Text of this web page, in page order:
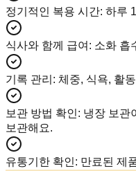
정기적인 복용 시간: 하루
식사와 함께 급여 : 소화 흡
기록 관리 : 체중, 식욕, 활
보관 방법 확인: 냉장 보관
보관해요.
유통기한 확인: 만료된 제